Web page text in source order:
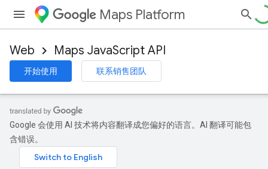
Maps Platform
Web Maps JavaScript API
开始使用 联系销售团队
Google 会使用 AI 技术将内容翻译成您偏好的语言。AI 翻译可能包
含错误。